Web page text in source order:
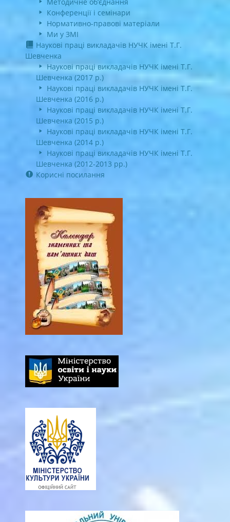
Конференції і семінари
Нормативно-правові матеріали
Ми у ЗМІ
Наукові праці викладачів НУЧК імені Т.Г.
Шевченка
Наукові праці викладачів НУЧК імені Т.Г.
Шевченка (2017 р.)
Наукові праці викладачів НУЧК імені Т.Г.
Шевченка (2016 р.)
Наукові праці викладачів НУЧК імені Т.Г.
Шевченка (2015 р.)
Наукові праці викладачів НУЧК імені Т.Г.
Шевченка (2014 р.)
Наукові праці викладачів НУЧК імені Т.Г.
Шевченка (2012-2013 рр.)
Корисні посилання